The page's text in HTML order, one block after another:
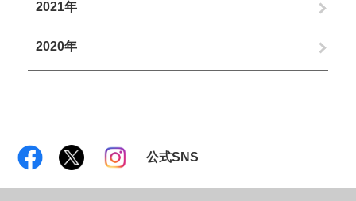
2021年
2020年
公式SNS